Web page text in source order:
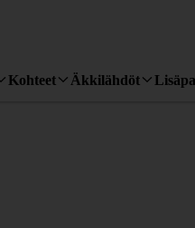
Kohteet Äkkilähdöt